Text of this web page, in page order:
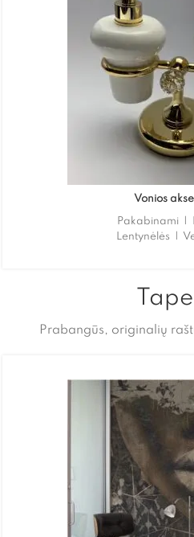
Vonios
Pakabinami |
Lentynėlės |
Prabangūs, originalių